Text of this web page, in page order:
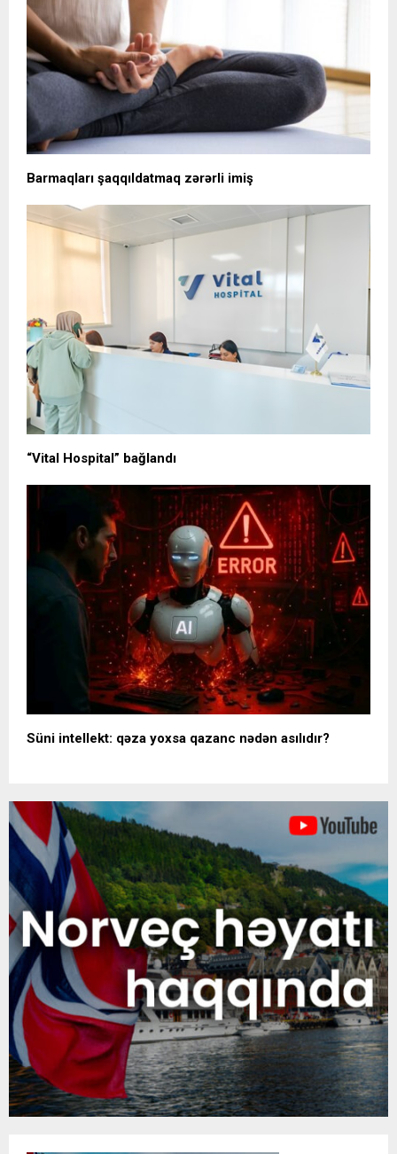
Barmaqları şaqqıldatmaq zərərli imiş
“Vital Hospital” bağlandı
Süni intellekt: qəza yoxsa qazanc nədən asılıdır?